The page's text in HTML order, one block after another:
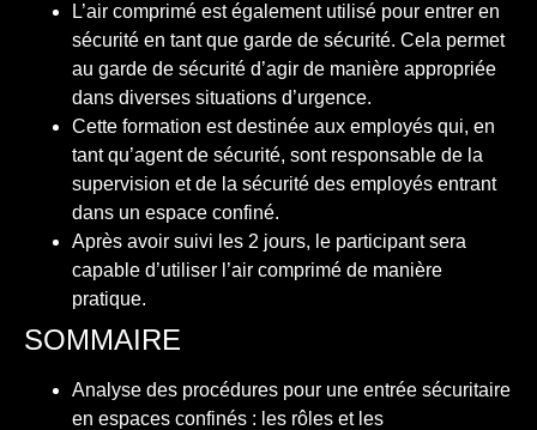
L’air comprimé est également utilisé pour entrer en
sécurité en tant que garde de sécurité. Cela permet
au garde de sécurité d’agir de manière appropriée
dans diverses situations d’urgence.
Cette formation est destinée aux employés qui, en
tant qu’agent de sécurité, sont responsable de la
supervision et de la sécurité des employés entrant
dans un espace confiné.
Après avoir suivi les 2 jours, le participant sera
capable d’utiliser l’air comprimé de manière
pratique.
SOMMAIRE
Analyse des procédures pour une entrée sécuritaire
en espaces confinés : les rôles et les